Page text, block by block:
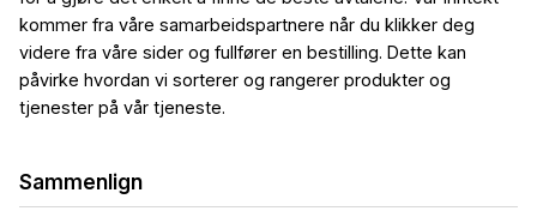
kommer fra våre samarbeidspartnere når du klikker deg
videre fra våre sider og fullfører en bestilling. Dette kan
påvirke hvordan vi sorterer og rangerer produkter og
tjenester på vår tjeneste.
Sammenlign